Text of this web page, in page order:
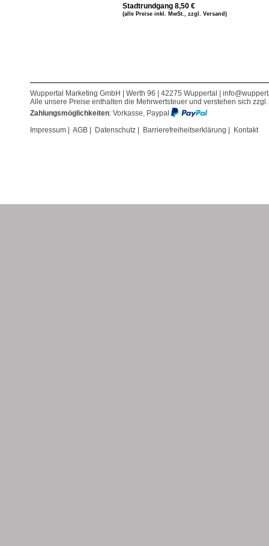
Stadtrundgang 8,50 €
(alle Preise inkl. MwSt., zzgl. Versand)
Wuppertal Marketing GmbH | Werth 96 | 42275 Wuppertal |
Alle unsere Preise enthalten die Mehrwertsteuer und verstehen sich
Zahlungsmöglichkeiten: Vorkasse, Paypal
Impressum | AGB | Datenschutz | Barrierefreiheitserklärung | Kontakt